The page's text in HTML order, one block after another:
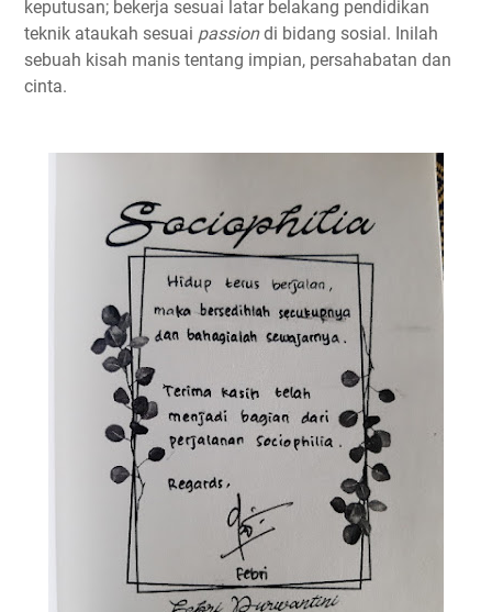
keputusan; bekerja sesuai latar belakang pendidikan
teknik ataukah sesuai passiondi bidang sosial. Inilah
sebuah kisah manis tentang impian, persahabatan dan
cinta.